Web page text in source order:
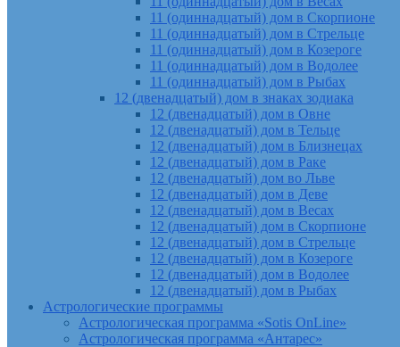
11 (одиннадцатый) дом в Скорпионе
11 (одиннадцатый) дом в Стрельце
11 (одиннадцатый) дом в Козероге
11 (одиннадцатый) дом в Водолее
11 (одиннадцатый) дом в Рыбах
12 (двенадцатый) дом в знаках зодиака
12 (двенадцатый) дом в Овне
12 (двенадцатый) дом в Тельце
12 (двенадцатый) дом в Близнецах
12 (двенадцатый) дом в Раке
12 (двенадцатый) дом во Льве
12 (двенадцатый) дом в Деве
12 (двенадцатый) дом в Весах
12 (двенадцатый) дом в Скорпионе
12 (двенадцатый) дом в Стрельце
12 (двенадцатый) дом в Козероге
12 (двенадцатый) дом в Водолее
12 (двенадцатый) дом в Рыбах
Астрологические программы
Астрологическая программа «Sotis OnLine»
Астрологическая программа «Антарес»